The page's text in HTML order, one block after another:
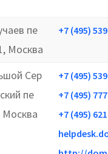
пе
Москва
+7 (495)
Сер
пе
Москва
+7 (495)
+7 (495)
+7 (495)